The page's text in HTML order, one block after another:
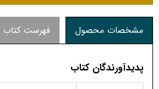
مشخصات محصول فهرست کتاب
پدیدآورندگان کتاب